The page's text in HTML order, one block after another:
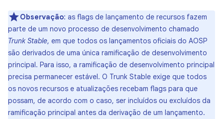
Observação: as flags de lançamento de recursos fazem
parte de um novo processo de desenvolvimento chamado
Trunk Stable, em que todos os lançamentos oficiais do AOSP
são derivados de uma única ramificação de desenvolvimento
principal. Para isso, a ramificação de desenvolvimento principal
precisa permanecer estável. O Trunk Stable exige que todos
os novos recursos e atualizações recebam flags para que
possam, de acordo com o caso, ser incluídos ou excluídos da
ramificação principal antes da derivação de um lançamento.